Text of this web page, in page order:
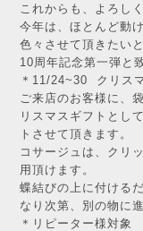
これからも、よろし
今年は、ほとんど動
色々させて頂きたい
10周年記念第一弾と
＊11/24~30 クリス
ご来店のお客様に、
リスマスギフトとし
トさせて頂きます。
コサージュは、クリ
用頂けます。
蝶結びの上に付ける
なり次第、別の物に
＊リピーター様対象